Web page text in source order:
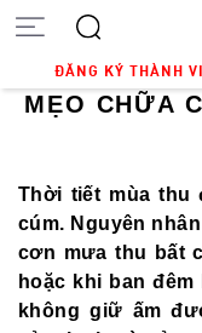
ĐĂNG KÝ THÀNH
MẸO CHỮA
Thời tiết mùa thu
cúm. Nguyên
cơn mưa thu bất
hoặc khi ban
không giữ ấm